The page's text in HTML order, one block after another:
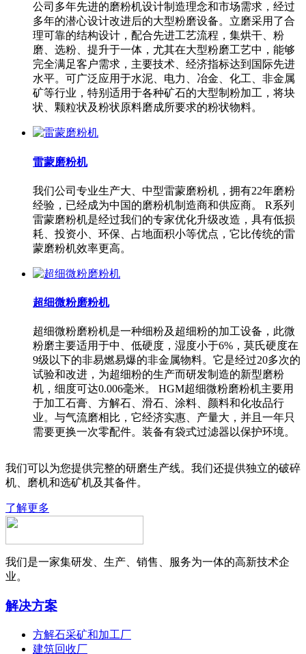
公司多年先进的磨粉机设计制造理念和市场需求，经过
多年的潜心设计改进后的大型粉磨设备。立磨采用了合
理可靠的结构设计，配合先进工艺流程，集烘干、粉
磨、选粉、提升于一体，尤其在大型粉磨工艺中，能够
完全满足客户需求，主要技术、经济指标达到国际先进
水平。可广泛应用于水泥、电力、冶金、化工、非金属
矿等行业，特别适用于各种矿石的大型制粉加工，将块
状、颗粒状及粉状原料磨成所要求的粉状物料。
雷蒙磨粉机
我们公司专业生产大、中型雷蒙磨粉机，拥有22年磨粉
经验，已经成为中国的磨粉机制造商和供应商。 R系列
雷蒙磨粉机是经过我们的专家优化升级改造，具有低损
耗、投资小、环保、占地面积小等优点，它比传统的雷
蒙磨粉机效率更高。
超细微粉磨粉机
超细微粉磨粉机是一种细粉及超细粉的加工设备，此微
粉磨主要适用于中、低硬度，湿度小于6%，莫氏硬度在
9级以下的非易燃易爆的非金属物料。它是经过20多次的
试验和改进，为超细粉的生产而研发制造的新型磨粉
机，细度可达0.006毫米。 HGM超细微粉磨粉机主要用
于加工石膏、方解石、滑石、涂料、颜料和化妆品行
业。与气流磨相比，它经济实惠、产量大，并且一年只
需要更换一次零配件。装备有袋式过滤器以保护环境。
我们可以为您提供完整的研磨生产线。我们还提供独立的破碎
机、磨机和选矿机及其备件。
了解更多
我们是一家集研发、生产、销售、服务为一体的高新技术企
业。
解决方案
方解石采矿和加工厂
建筑回收厂